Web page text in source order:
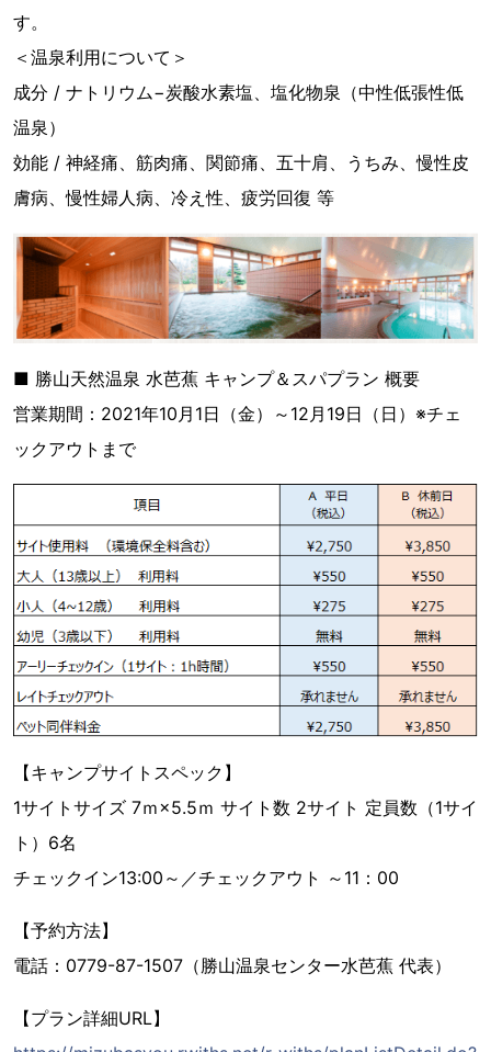
す。
＜温泉利用について＞
成分 / ナトリウム−炭酸水素塩、塩化物泉（中性低張性低
温泉）
効能 / 神経痛、筋肉痛、関節痛、五十肩、うちみ、慢性皮
膚病、慢性婦人病、冷え性、疲労回復 等
■ 勝山天然温泉 水芭蕉 キャンプ＆スパプラン 概要
営業期間：2021年10月1日（金）～12月19日（日）※チェ
ックアウトまで
【キャンプサイトスペック】
1サイトサイズ 7ｍ×5.5ｍ サイト数 2サイト 定員数（1サイ
ト）6名
チェックイン13:00～／チェックアウト ～11：00
【予約方法】
電話：0779-87-1507（勝山温泉センター水芭蕉 代表）
【プラン詳細URL】